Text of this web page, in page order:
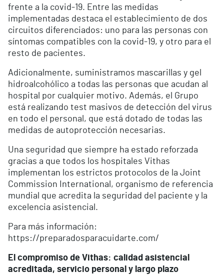
frente a la covid-19. Entre las medidas
implementadas destaca el establecimiento de dos
circuitos diferenciados: uno para las personas con
síntomas compatibles con la covid-19, y otro para el
resto de pacientes.
Adicionalmente, suministramos mascarillas y gel
hidroalcohólico a todas las personas que acudan al
hospital por cualquier motivo. Además, el Grupo
está realizando test masivos de detección del virus
en todo el personal, que está dotado de todas las
medidas de autoprotección necesarias.
Una seguridad que siempre ha estado reforzada
gracias a que todos los hospitales Vithas
implementan los estrictos protocolos de la Joint
Commission International, organismo de referencia
mundial que acredita la seguridad del paciente y la
excelencia asistencial.
Para más información:
https://preparadosparacuidarte.com/
El compromiso de Vithas: calidad asistencial
acreditada, servicio personal y largo plazo